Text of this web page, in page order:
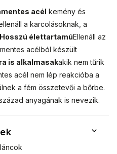
acél kemény és
a karcolásoknak, a
Hosszú élettartamúEllenáll az
acélból készült
is alkalmasakakik nem tűrik
acél nem lép reakcióba a
a fém összetevői a bőrbe.
anyagának is nevezik.